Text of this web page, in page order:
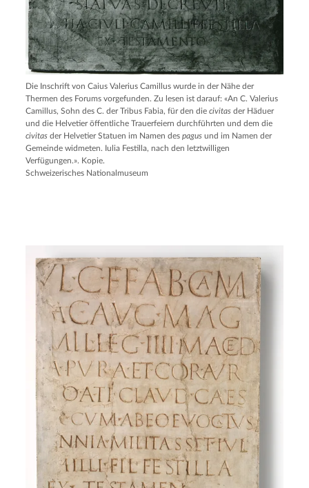
Die Inschrift von Caius Valerius Camillus wurde in der Nähe der
Thermen des Forums vorgefunden. Zu lesen ist darauf: «An C. Valerius
Camillus, Sohn des C. der Tribus Fabia, für den diecivitas der Häduer
und die Helvetier öffentliche Trauerfeiern durchführten und dem die
civitas der Helvetier Statuen im Namen despagus und im Namen der
Gemeinde widmeten. Iulia Festilla, nach den letztwilligen
Verfügungen.». Kopie.
Schweizerisches Nationalmuseum